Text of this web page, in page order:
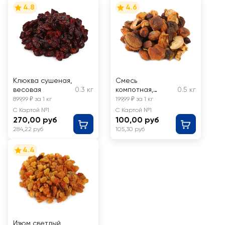
4.8
Клюква сушеная,
весовая
0.3 кг
899,99 ₽ за 1 кг
С Картой №1
270,00 руб
284,22 руб
4.6
Смесь
компотная,
весовая
0.5 кг
199,99 ₽ за 1 кг
С Картой №1
100,00 руб
105,30 руб
4.4
Изюм светлый,